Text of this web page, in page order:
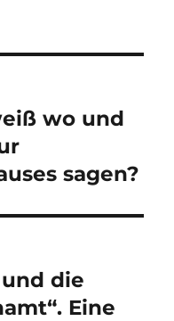
wo und
sagen?
die
Eine